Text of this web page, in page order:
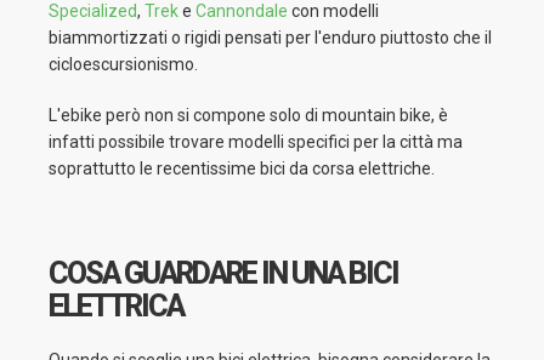
Specialized, Treke Cannondale con modelli
biammortizzati o rigidi pensati per l'enduro piuttosto che il
cicloescursionismo.
L'ebike però non si compone solo di mountain bike, è
infatti possibile trovare modelli specifici per la città ma
soprattutto le recentissime bici da corsa elettriche.
COSA GUARDARE IN UNA BICI
ELETTRICA